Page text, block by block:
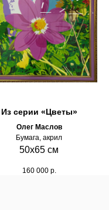
Из серии «Цветы»
Олег Маслов
Бумага, акрил
50х65 см
160 000 р.